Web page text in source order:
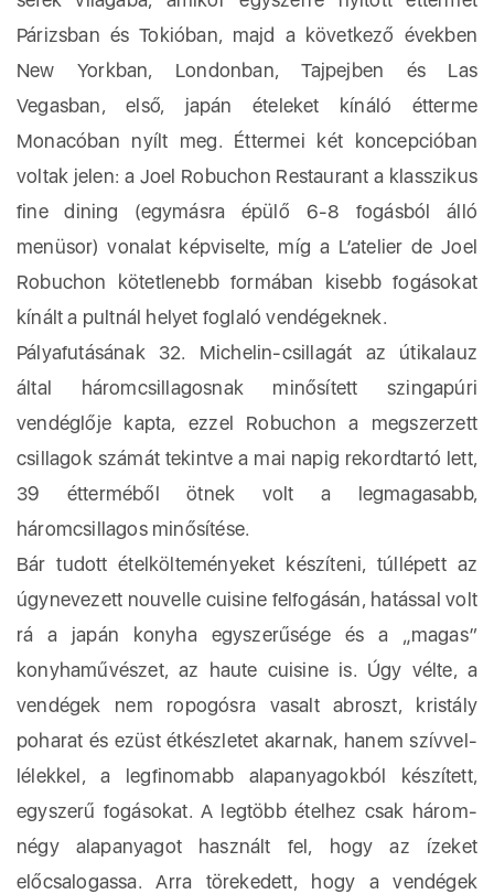
Párizsban és Tokióban, majd a következő években
New Yorkban, Londonban, Tajpejben és Las
Vegasban, első, japán ételeket kínáló étterme
Monacóban nyílt meg. Éttermei két koncepcióban
voltak jelen: a Joel Robuchon Restaurant a klasszikus
fine dining (egymásra épülő 6-8 fogásból álló
menüsor) vonalat képviselte, míg a L’atelier de Joel
Robuchon kötetlenebb formában kisebb fogásokat
kínált a pultnál helyet foglaló vendégeknek.
Pályafutásának 32. Michelin-csillagát az útikalauz
által háromcsillagosnak minősített szingapúri
vendéglője kapta, ezzel Robuchon a megszerzett
csillagok számát tekintve a mai napig rekordtartó lett,
39 étterméből ötnek volt a legmagasabb,
háromcsillagos minősítése.
Bár tudott ételkölteményeket készíteni, túllépett az
úgynevezett nouvelle cuisine felfogásán, hatással volt
rá a japán konyha egyszerűsége és a „magas”
konyhaművészet, az haute cuisine is. Úgy vélte, a
vendégek nem ropogósra vasalt abroszt, kristály
poharat és ezüst étkészletet akarnak, hanem szívvel-
lélekkel, a legfinomabb alapanyagokból készített,
egyszerű fogásokat. A legtöbb ételhez csak három-
négy alapanyagot használt fel, hogy az ízeket
előcsalogassa. Arra törekedett, hogy a vendégek